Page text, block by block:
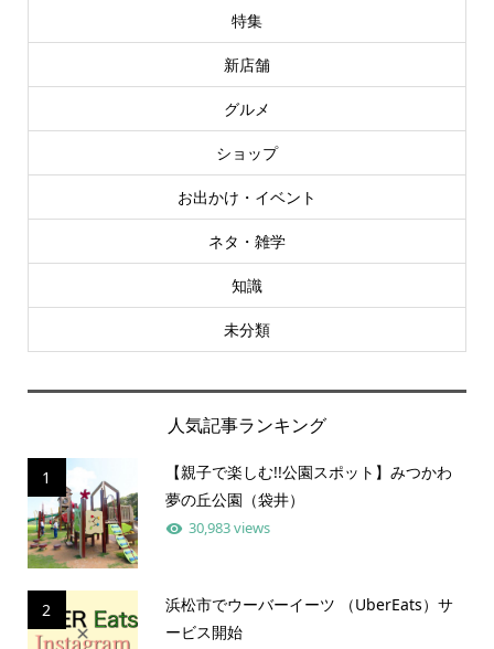
特集
新店舗
グルメ
ショップ
お出かけ・イベント
ネタ・雑学
知識
未分類
人気記事ランキング
1
【親子で楽しむ!!公園スポット】みつかわ
夢の丘公園（袋井）
30,983 views
2
浜松市でウーバーイーツ （UberEats）サ
ービス開始